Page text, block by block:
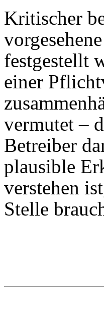
Kritischer
festgestellt
einer
vermutet –
Betreiber
plausible
verstehen
Stelle